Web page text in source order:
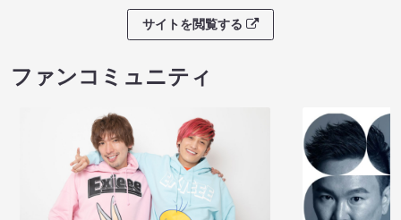
サイトを閲覧する
ファンコミュニティ